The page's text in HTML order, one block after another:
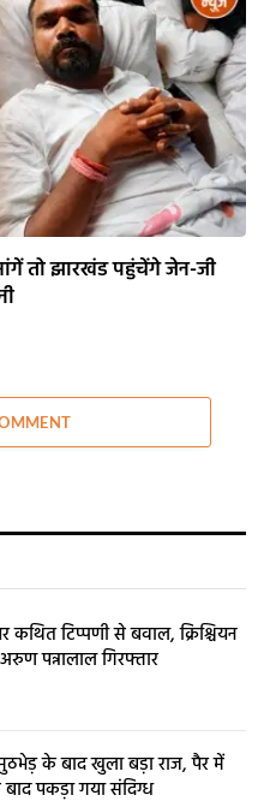
तो झारखंड पहुंचेंगे जेन-जी
कथित टिप्पणी से बवाल, क्रिश्चियन
पन्नालाल गिरफ्तार
के बाद खुला बड़ा राज, पैर में
पकड़ा गया संदिग्ध